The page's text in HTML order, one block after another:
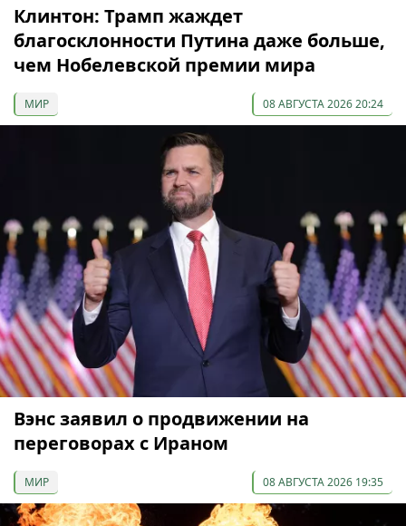
Клинтон: Трамп жаждет
благосклонности Путина даже больше,
чем Нобелевской премии мира
МИР 08 АВГУСТА 2026 20:24
Вэнс заявил о продвижении на
переговорах с Ираном
МИР 08 АВГУСТА 2026 19:35